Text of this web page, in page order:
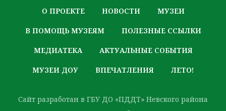
О ПРОЕКТЕ НОВОСТИ МУЗЕИ
В ПОМОЩЬ МУЗЕЯМ ПОЛЕЗНЫЕ ССЫЛКИ
МЕДИАТЕКА АКТУАЛЬНЫЕ СОБЫТИЯ
МУЗЕИ ДОУ ВПЕЧАТЛЕНИЯ ЛЕТО!
Сайт разработан в ГБУ ДО «ПДДТ» Невского района